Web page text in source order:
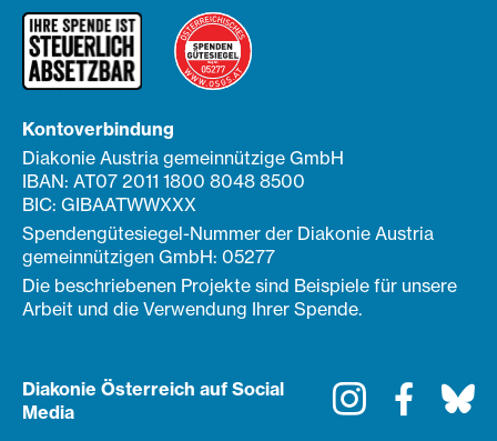
Kontoverbindung
Diakonie Austria gemeinnützige GmbH
IBAN: AT07 2011 1800 8048 8500
BIC: GIBAATWWXXX
Spendengütesiegel-Nummer der Diakonie Austria
gemeinnützigen GmbH: 05277
Die beschriebenen Projekte sind Beispiele für unsere
Arbeit und die Verwendung Ihrer Spende.
Diakonie Österreich auf Social
Media
Instagram